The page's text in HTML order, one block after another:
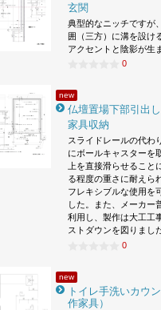
玄関
典型的なニッチですが
囲（三方）に溝を設け
アクセントと陰影が生
0
new
仏壇置場下部引出
家具収納
スライドレールの代わ
にボールキャスターを
上を直接滑らせること
る程度の重さに耐えら
フレキシブルな使用を
した。また、メーカー
利用し、製作は大工工
ストダウンを図りまし
0
new
トイレ手洗いカウ
作家具）